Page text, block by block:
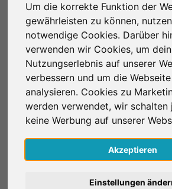
Um die korrekte Funktion der
gewährleisten zu können,
notwendige Cookies. Darüber
verwenden wir Cookies, um dein
Nutzungserlebnis auf unserer
verbessern und um die
analysieren. Cookies zu
werden verwendet, wir schalten
keine Werbung auf unserer
Akzeptieren
Einstellungen
Weiter mit
ODER
E-Mail
Passwort*
FAQ
Kostenlos
Anmelden
Nederlands